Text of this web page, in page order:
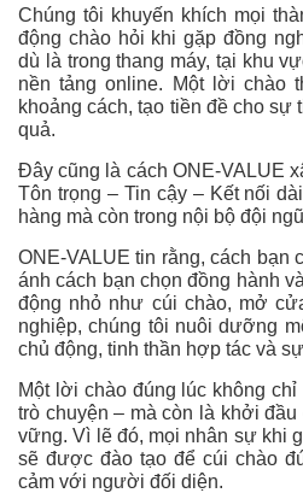
Chúng tôi khuyến khích mọi
động chào hỏi khi gặp đồng
dù là trong thang máy, tại khu
nền tảng online. Một lời chào
khoảng cách, tạo tiền đề cho
quả.
Đây cũng là cách ONE-VALUE
Tôn trọng – Tin cậy – Kết nối
hàng mà còn trong nội bộ đội
ONE-VALUE tin rằng, cách bạn
ánh cách bạn chọn đồng hành
động nhỏ như cúi chào, mở
nghiệp, chúng tôi nuôi dưỡng
chủ động, tinh thần hợp tác và
Một lời chào đúng lúc không
trò chuyện – mà còn là khởi
vững. Vì lẽ đó, mọi nhân sự khi
sẽ được đào tạo để cúi chào
cảm với người đối diện.